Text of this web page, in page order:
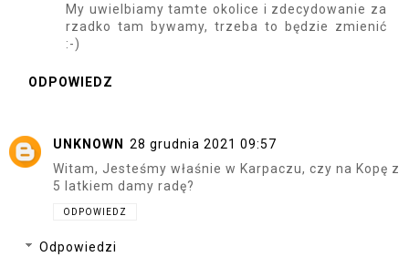
My uwielbiamy tamte okolice i zdecydowanie za
rzadko tam bywamy, trzeba to będzie zmienić
:-)
ODPOWIEDZ
UNKNOWN
28 grudnia 2021 09:57
Witam, Jesteśmy właśnie w Karpaczu, czy na Kopę z
5 latkiem damy radę?
ODPOWIEDZ
Odpowiedzi